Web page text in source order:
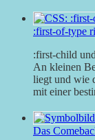
:first-of-type
:first-child
An kleinen
liegt und wie
mit einer
Das